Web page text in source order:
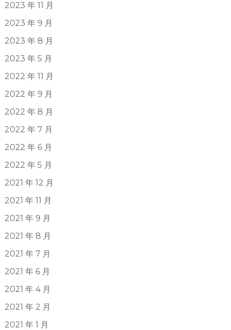
2023 年 11 月
2023 年 9 月
2023 年 8 月
2023 年 5 月
2022 年 11 月
2022 年 9 月
2022 年 8 月
2022 年 7 月
2022 年 6 月
2022 年 5 月
2021 年 12 月
2021 年 11 月
2021 年 9 月
2021 年 8 月
2021 年 7 月
2021 年 6 月
2021 年 4 月
2021 年 2 月
2021 年 1 月